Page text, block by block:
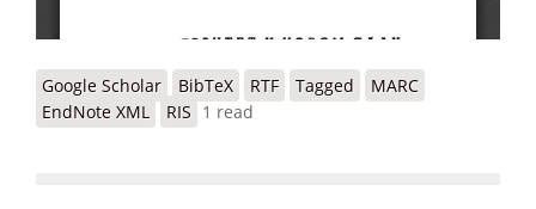
Google Scholar BibTeX RTF Tagged
MARC
EndNote XML
RIS 1 read